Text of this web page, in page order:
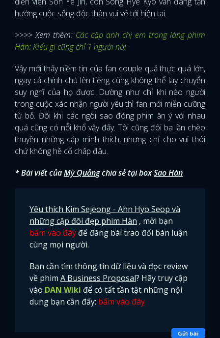
hưởng cuộc sống độc thân vui vẻ tới hiện tại.
>>>> Xem thêm: Các cặp anh chị em trong làng phim
Hàn: Kiểu gì cũng chỉ 1 người nổi
Vậy mới thấy niềm tin của fan couple quả thực quá lớn,
ngay cả chính chủ lên tiếng cũng không thể lay chuyển
suy nghĩ của họ được. Dường như chỉ khi nào người
trong cuộc xác nhận người yêu thì fan mới miễn cưỡng
từ bỏ. Đôi khi các ngôi sao đóng phim ăn ý với nhau
quá cũng có nỗi khổ vậy đấy. Tôi cũng đôi ba lần chèo
thuyền những cặp mình thích, nhưng chỉ cho vui thôi
chứ không hề cố chấp đâu.
* Bài viết củaMỳ Quảngchia sẻ tại boxSao Hàn
Yêu thích Kim Sejeong - Ahn Hyo Seop và
những cặp đôi đẹp phim Hàn , mời bạn
bấm vào đây để đăng bài trao đổi bàn luận
cùng mọi người.
Bạn cần tìm thông tin dữ liệu và đọc review
về phim A Business Proposal? Hãy truy cập
vào DAN Wiki để có tất tần tật những nội
dung bạn cần đấy: bấm vào đây
Gửi bài